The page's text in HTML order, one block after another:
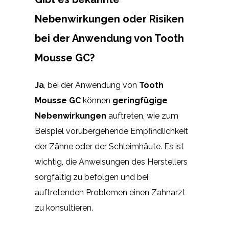
Nebenwirkungen oder Risiken
bei der Anwendung von Tooth
Mousse GC?
Ja, bei der Anwendung von Tooth
Mousse GC können geringfügige
Nebenwirkungen auftreten, wie zum
Beispiel vorübergehende Empfindlichkeit
der Zähne oder der Schleimhäute. Es ist
wichtig, die Anweisungen des Herstellers
sorgfältig zu befolgen und bei
auftretenden Problemen einen Zahnarzt
zu konsultieren.